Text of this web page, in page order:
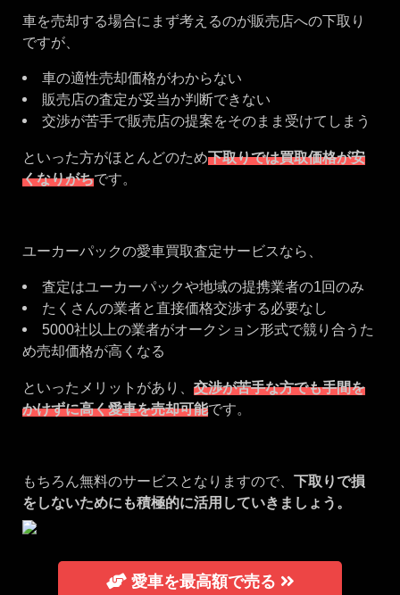
車を売却する場合にまず考えるのが販売店への下取り
ですが、
車の適性売却価格がわからない
販売店の査定が妥当か判断できない
交渉が苦手で販売店の提案をそのまま受けてしまう
といった方がほとんどのため下取りでは買取価格が安
くなりがちです。
ユーカーパックの愛車買取査定サービスなら、
査定はユーカーパックや地域の提携業者の1回のみ
たくさんの業者と直接価格交渉する必要なし
5000社以上の業者がオークション形式で競り合うた
め売却価格が高くなる
といったメリットがあり、 交渉が苦手な方でも手間を
かけずに高く愛車を売却可能です。
もちろん無料のサービスとなりますので、 下取りで損
をしないためにも積極的に活用していきましょう。
愛車を最高額で売る